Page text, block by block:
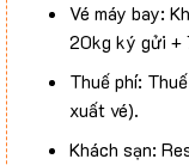
Vé máy bay:
20kg ký gửi +
Thuế phí:
xuất vé).
Khách sạn: